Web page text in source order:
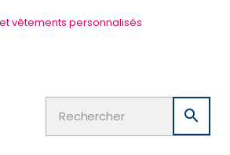
vêtements personnalisés
